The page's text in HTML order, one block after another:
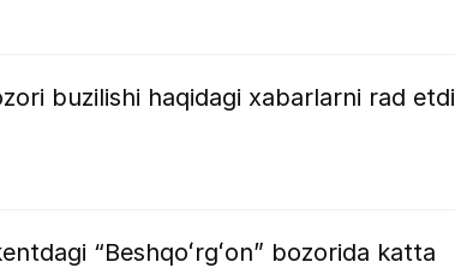
buzilishi haqidagi xabarlarni rad etdi
“Beshqoʻrgʻon” bozorida katta